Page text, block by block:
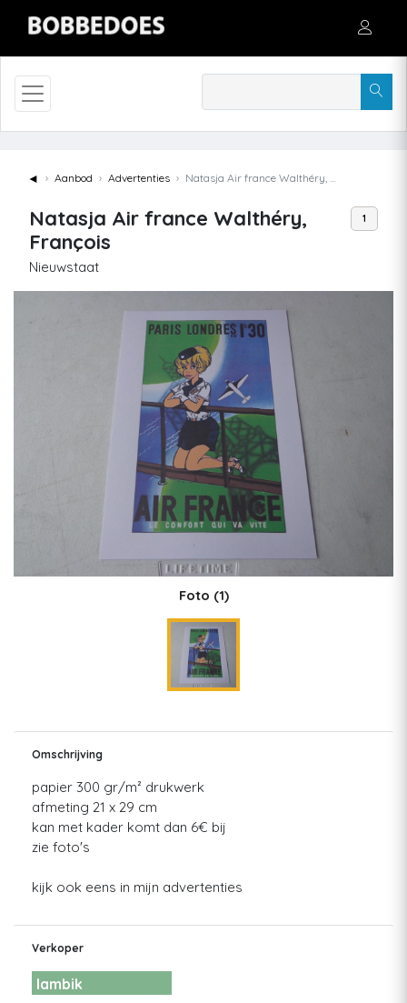
◄ Aanbod Advertenties Natasja Air france Walthéry, François
Natasja Air france Walthéry,
François
Nieuwstaat
1
Foto (1)
Omschrijving
papier 300 gr/m² drukwerk
afmeting 21 x 29 cm
kan met kader komt dan 6€ bij
zie foto's
kijk ook eens in mijn advertenties
Verkoper
lambik